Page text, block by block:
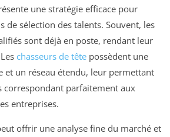
une stratégie efficace pour
de sélection des talents. Souvent, les
sont déjà en poste, rendant leur
chasseurs de tête possèdent une
et un réseau étendu, leur permettant
correspondant parfaitement aux
entreprises.
offrir une analyse fine du marché et